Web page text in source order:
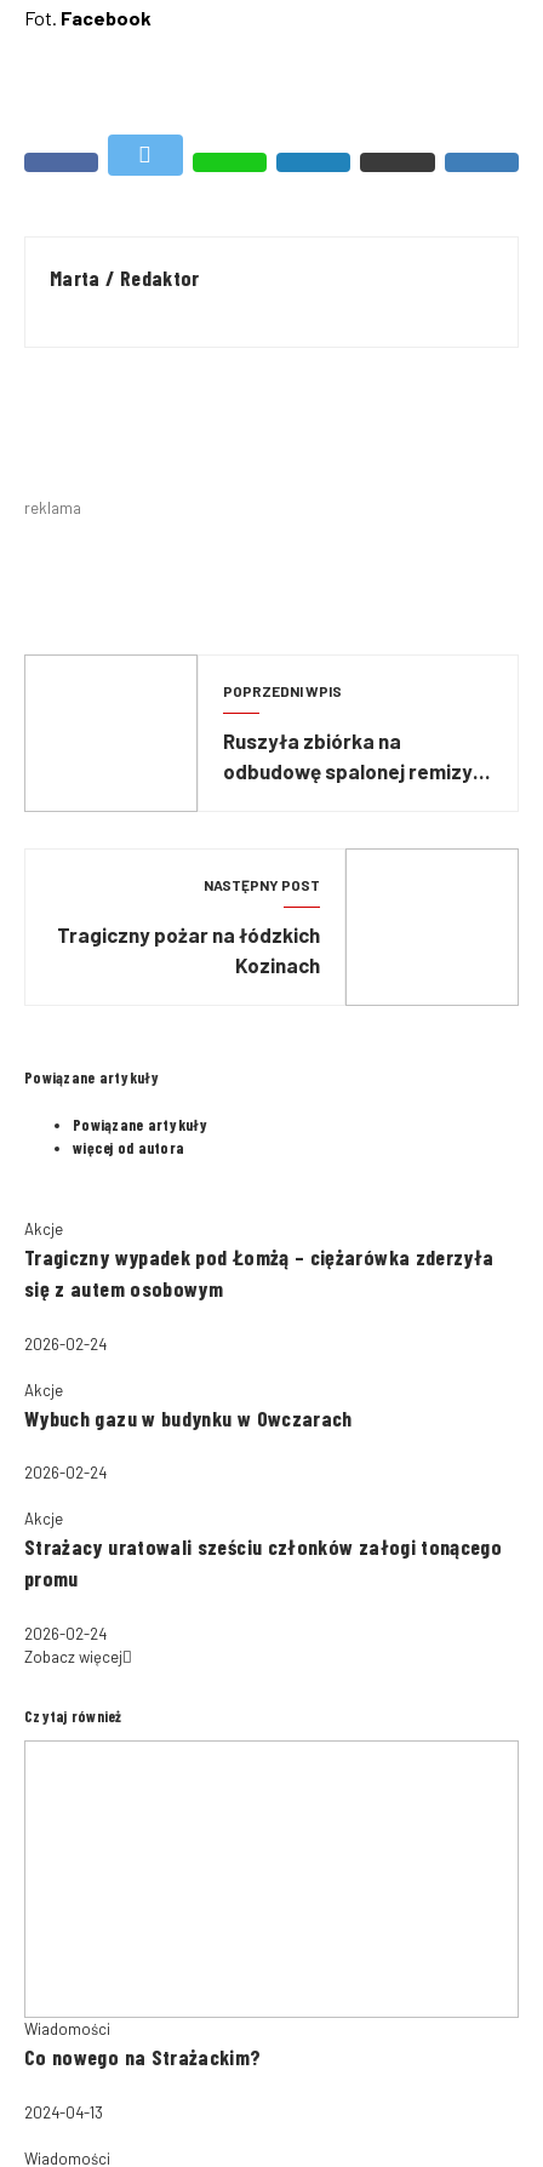
Fot. Facebook
Marta / Redaktor
reklama
POPRZEDNI WPIS
Ruszyła zbiórka na
odbudowę spalonej remizy
NASTĘPNY POST
Tragiczny pożar na łódzkich
Kozinach
Powiązane artykuły
Powiązane artykuły
więcej od autora
Akcje
Tragiczny wypadek pod Łomżą – ciężarówka zderzyła
się z autem osobowym
2026-02-24
Akcje
Wybuch gazu w budynku w Owczarach
2026-02-24
Akcje
Strażacy uratowali sześciu członków załogi tonącego
promu
2026-02-24
Zobacz więcej
Czytaj również
Wiadomości
Co nowego na Strażackim?
2024-04-13
Wiadomości